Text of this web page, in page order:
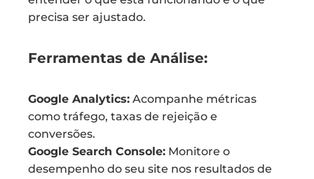
precisa ser ajustado.
Ferramentas de Análise:
Google Analytics: Acompanhe métricas
como tráfego, taxas de rejeição e
conversões.
Google Search Console: Monitore o
desempenho do seu site nos resultados de